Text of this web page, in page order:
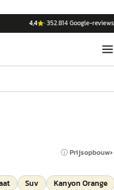
4,4 ·352.814Google-reviews
ⓘ Prijsopbouw
Suv Kanyon Orange